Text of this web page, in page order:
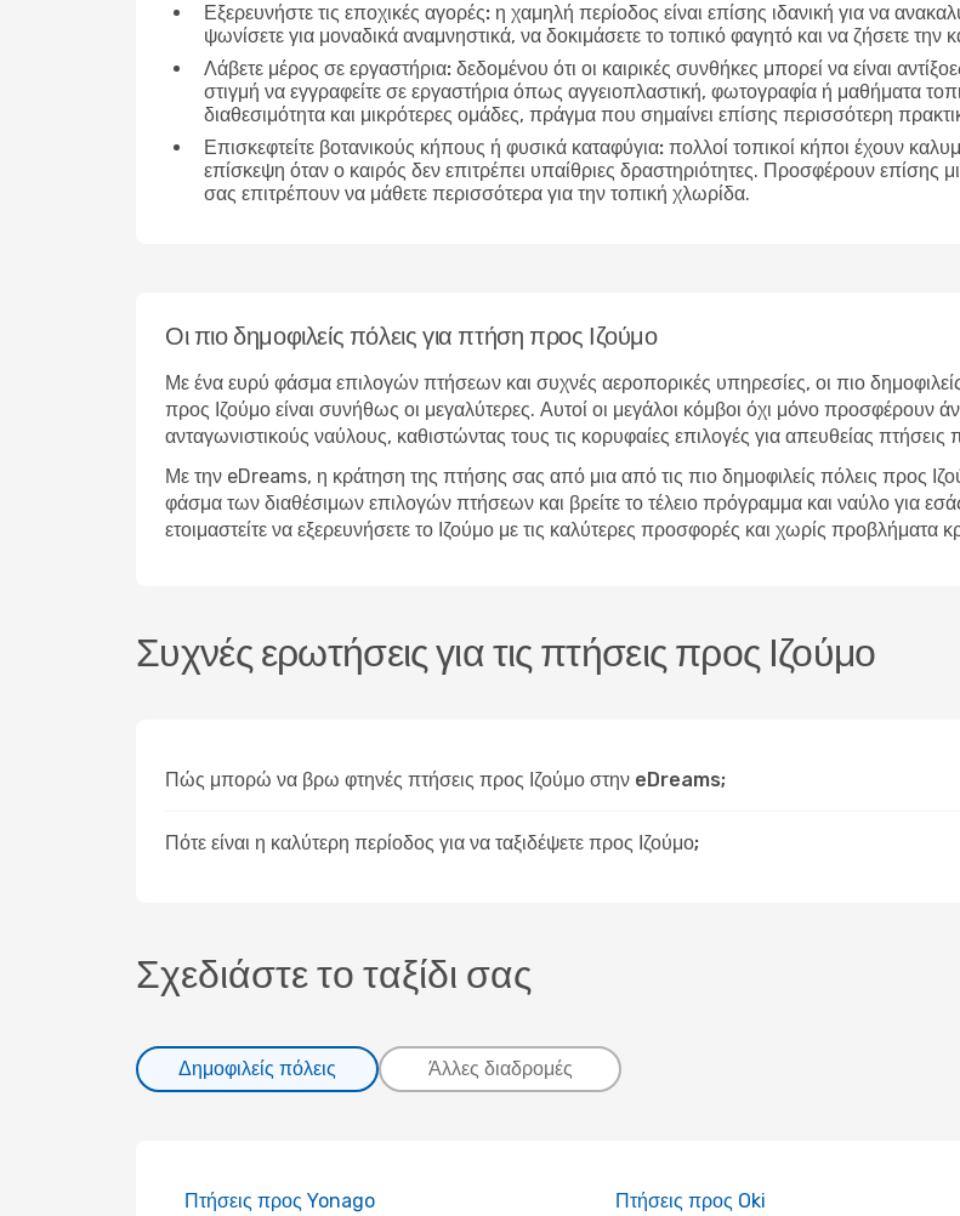
Εξερευνήστε τις εποχικές αγορές: η χαμηλή περίοδος είναι επίσης ιδανική για να
ψωνίσετε για μοναδικά αναμνηστικά, να δοκιμάσετε το τοπικό φαγητό και να ζήσετε την
Λάβετε μέρος σε εργαστήρια: δεδομένου ότι οι καιρικές συνθήκες μπορεί να είναι
στιγμή να εγγραφείτε σε εργαστήρια όπως αγγειοπλαστική, φωτογραφία ή μαθήματα
διαθεσιμότητα και μικρότερες ομάδες, πράγμα που σημαίνει επίσης περισσότερη
Επισκεφτείτε βοτανικούς κήπους ή φυσικά καταφύγια: πολλοί τοπικοί κήποι έχουν
επίσκεψη όταν ο καιρός δεν επιτρέπει υπαίθριες δραστηριότητες. Προσφέρουν επίσης
σας επιτρέπουν να μάθετε περισσότερα για την τοπική χλωρίδα.
Οι πιο δημοφιλείς πόλεις για πτήση προς Ιζούμο
Με ένα ευρύ φάσμα επιλογών πτήσεων και συχνές αεροπορικές υπηρεσίες, οι πιο
προς Ιζούμο είναι συνήθως οι μεγαλύτερες. Αυτοί οι μεγάλοι κόμβοι όχι μόνο προσφέρουν
ανταγωνιστικούς ναύλους, καθιστώντας τους τις κορυφαίες επιλογές για απευθείας πτήσεις
Με την eDreams, η κράτηση της πτήσης σας από μια από τις πιο δημοφιλείς πόλεις προς
φάσμα των διαθέσιμων επιλογών πτήσεων και βρείτε το τέλειο πρόγραμμα και ναύλο για
ετοιμαστείτε να εξερευνήσετε το Ιζούμο με τις καλύτερες προσφορές και χωρίς προβλήματα
Συχνές ερωτήσεις για τις πτήσεις προς Ιζούμο
Πώς μπορώ να βρω φτηνές πτήσεις προς Ιζούμο στην eDreams;
Πότε είναι η καλύτερη περίοδος για να ταξιδέψετε προς Ιζούμο;
Σχεδιάστε το ταξίδι σας
Δημοφιλείς πόλεις Άλλες διαδρομές
Πτήσεις προς Yonago Πτήσεις προς Oki